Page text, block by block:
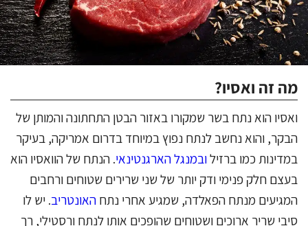
מה זה ואסיו?
ואסיו הוא נתח בשר שמקורו באזור הבטן התחתונה והמותן של
הבקר, והוא נחשב לנתח נפוץ במיוחד בדרום אמריקה, בעיקר
במדינות כמו ברזילובמנגל הארגנטינאי. הנתח של הוואסיו הוא
בעצם חלק פנימי ודק יותר של שני שרירים שטוחים ורחבים
המגיעים מנתח הפאלדה, שמגיע אחרי נתח האונטריב. יש לו
סיבי שריר ארוכים ושטוחים שהופכים אותו לנתח ורסטילי, רך